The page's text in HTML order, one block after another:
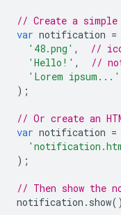
// Create a
var notification =
'48.png' ,
//
'Hello!' ,
//
'Lorem ipsum...'
);
// Or create an
var notification =
);
// Then show the
notification . show